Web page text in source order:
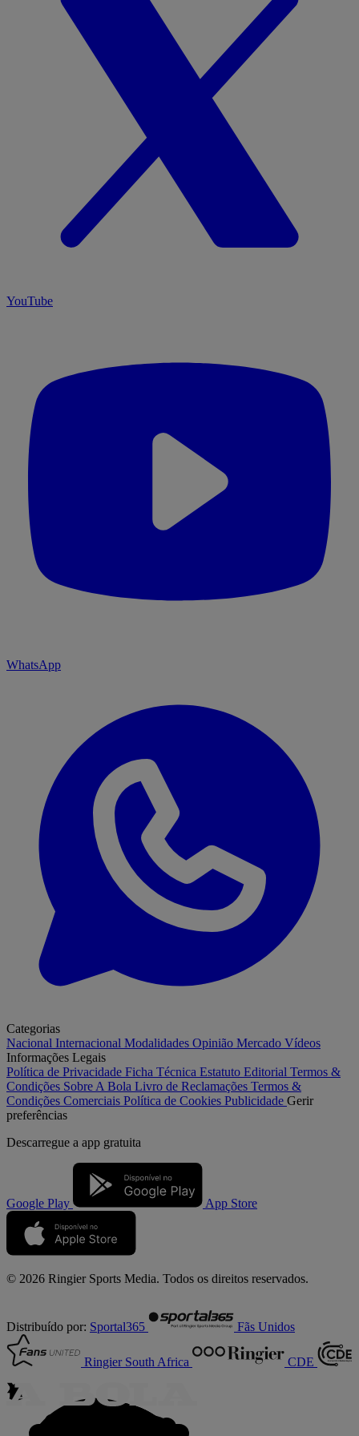
YouTube
WhatsApp
Categorias
Nacional Internacional Modalidades Opinião Mercado Vídeos
Informações Legais
Política de Privacidade Ficha Técnica Estatuto Editorial Termos &
Condições Sobre A Bola Livro de Reclamações Termos &
Condições Comerciais Política de Cookies Publicidade Gerir
preferências
Descarregue a app gratuita
Google Play App Store
© 2026 Ringier Sports Media. Todos os direitos reservados.
Distribuído por: Sportal365 Fãs Unidos
Ringier South Africa CDE